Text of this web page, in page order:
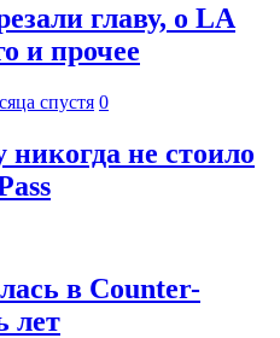
главу, о LA
и прочее
спустя 0
не стоило
в Counter-
лет